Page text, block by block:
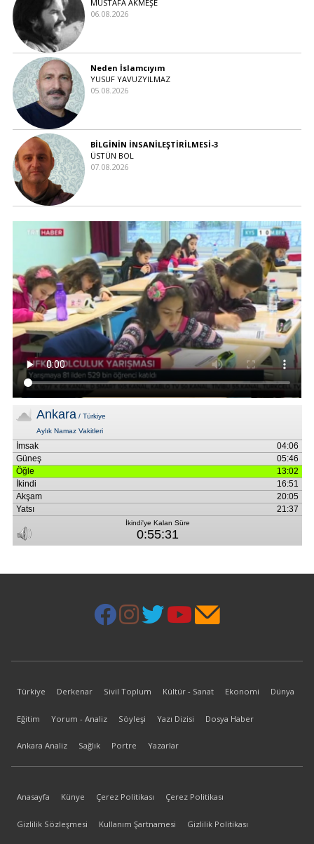
MUSTAFA AKMEŞE
06.08.2026
Neden İslamcıyım
YUSUF YAVUZYILMAZ
05.08.2026
BİLGİNİN İNSANİLEŞTİRİLMESİ-3
ÜSTÜN BOL
07.08.2026
Türkiye Derkenar Sivil Toplum Kültür - Sanat Ekonomi Dünya
Eğitim Yorum - Analiz Söyleşi Yazı Dizisi Dosya Haber
Ankara Analiz Sağlık Portre Yazarlar
Anasayfa Künye Çerez Politikası Çerez Politikası
Gizlilik Sözleşmesi Kullanım Şartnamesi Gizlilik Politikası